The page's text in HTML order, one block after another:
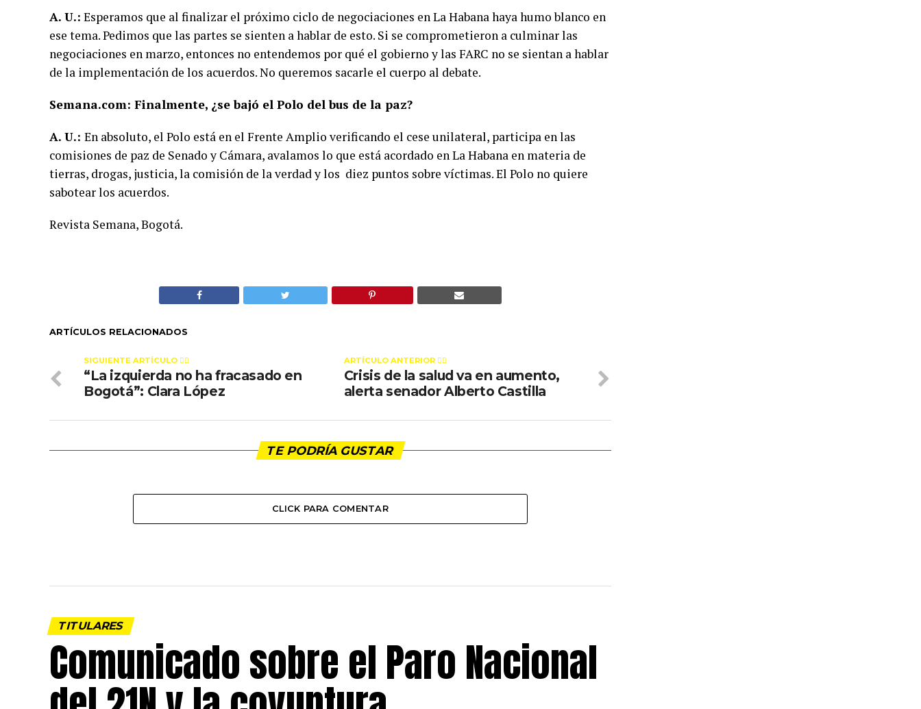
A. U.: Esperamos que al finalizar el próximo ciclo de negociaciones en La Habana haya humo blanco en
ese tema. Pedimos que las partes se sienten a hablar de esto. Si se comprometieron a culminar las
negociaciones en marzo, entonces no entendemos por qué el gobierno y las FARC no se sientan a hablar
de la implementación de los acuerdos. No queremos sacarle el cuerpo al debate.
Semana.com: Finalmente, ¿se bajó el Polo del bus de la paz?
A. U.: En absoluto, el Polo está en el Frente Amplio verificando el cese unilateral, participa en las
comisiones de paz de Senado y Cámara, avalamos lo que está acordado en La Habana en materia de
tierras, drogas, justicia, la comisión de la verdad y los diez puntos sobre víctimas. El Polo no quiere
sabotear los acuerdos.
Revista Semana, Bogotá.
ARTÍCULOS RELACIONADOS
ARTÍCULO ANTERIOR 👉🏻
Crisis de la salud va en aumento,
alerta senador Alberto Castilla
SIGUIENTE ARTÍCULO 👈🏻
“La izquierda no ha fracasado en
Bogotá”: Clara López
TE PODRÍA GUSTAR
CLICK PARA COMENTAR
TITULARES
Comunicado sobre el Paro Nacional